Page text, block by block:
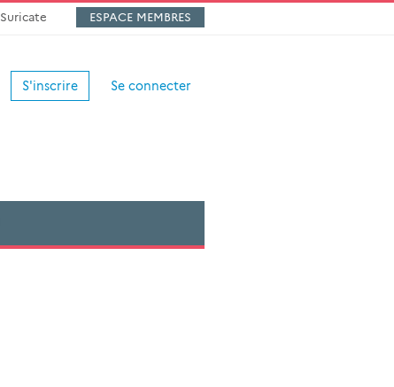
Suricate ESPACE MEMBRES
S'inscrire Se connecter